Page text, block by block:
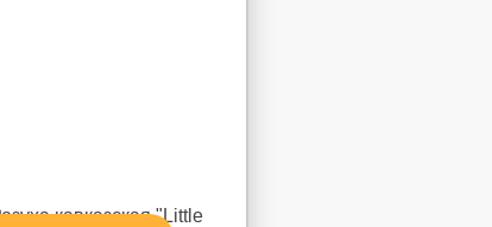
кавказская "Little